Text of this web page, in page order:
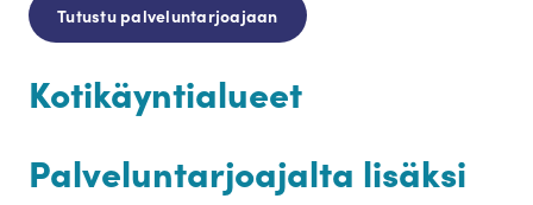
Tutustu palveluntarjoajaan
Kotikäyntialueet
Palveluntarjoajalta lisäksi